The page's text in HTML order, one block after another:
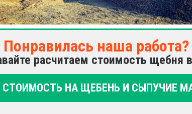
Понравилась наша работа?
расчитаем стоимость щебня
НА ЩЕБЕНЬ И СЫПУЧИЕ